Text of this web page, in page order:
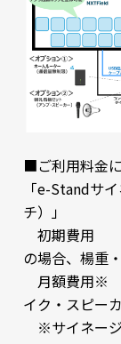
■ご利用料金
「e-Standサ
チ）」
初期費用
の場合、楊重
月額費用※
イク・スピー
※サイネー